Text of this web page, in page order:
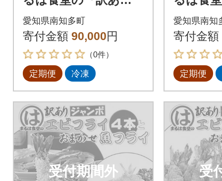
り』エビフライ8本セ
ット全6回
愛知県南知多町
寄付金額 90,000円
（0件）
定期便 冷凍
り』エ
『おま
イセッ
愛知県南知
寄付金額
定期便
受付期間外 受